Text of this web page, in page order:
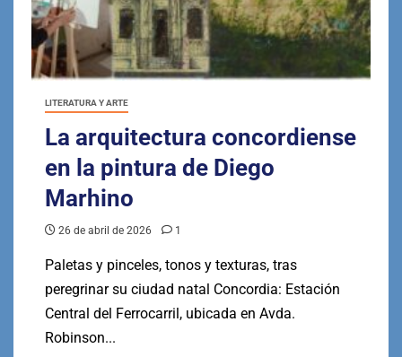
LITERATURA Y ARTE
La arquitectura concordiense
en la pintura de Diego
Marhino
26 de abril de 2026 1
Paletas y pinceles, tonos y texturas, tras
peregrinar su ciudad natal Concordia: Estación
Central del Ferrocarril, ubicada en Avda.
Robinson...